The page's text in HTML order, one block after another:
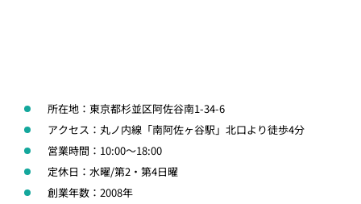
所在地：東京都杉並区阿佐谷南1-34-6
アクセス：丸ノ内線「南阿佐ヶ谷駅」北口より徒歩4分
営業時間：10:00～18:00
定休日：水曜/第2・第4日曜
創業年数：2008年